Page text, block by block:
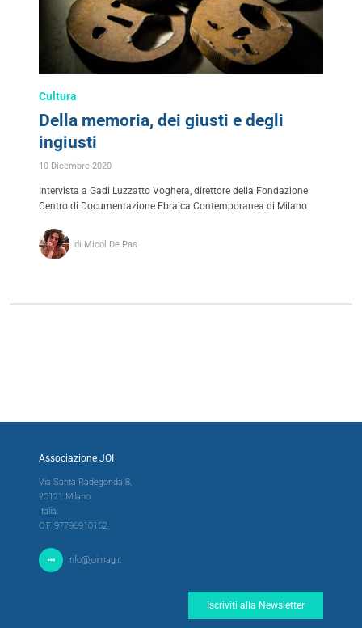
Cultura
Della memoria, dei giusti e degli
ingiusti
10 Dicembre 2020
Intervista a Gadi Luzzatto Voghera, direttore della Fondazione
Centro di Documentazione Ebraica Contemporanea di Milano
di Micol De Pas
Associazione JOI
Via Santa Radegonda 8,
20121 Milano
Italia
C.F. 97796910152
info@joimag.it
Iscriviti alla Newsletter